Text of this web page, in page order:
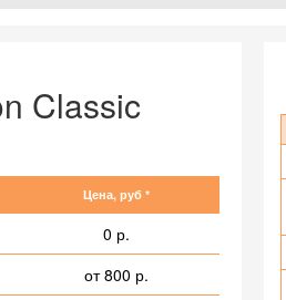
Classic
Цена, руб *
0 р.
от 800 р.